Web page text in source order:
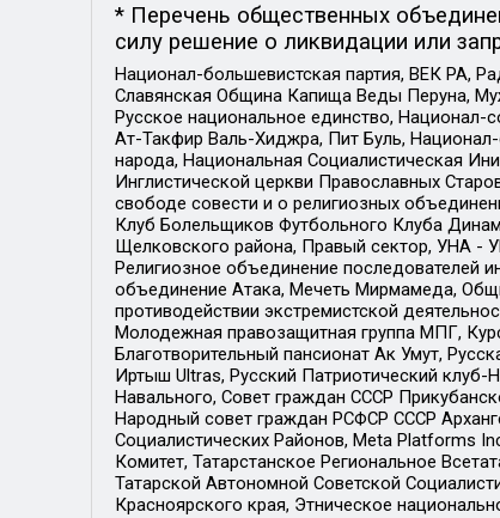
* Перечень общественных
силу решение о ликвидации или
Национал-большевистская партия, ВЕК РА,
Славянская Община Капища Веды Перуна,
Русское национальное единство,
Ат-Такфир Валь-Хиджра, Пит Буль,
народа, Национальная Социалистическая
Инглистической церкви Православных
свободе совести и о религиозных
Клуб Болельщиков Футбольного Клуба
Щелковского района, Правый сектор, УНА -
Религиозное объединение последователей
объединение Атака, Мечеть Мирмамеда,
противодействии экстремистской
Молодежная правозащитная группа МПГ,
Благотворительный пансионат Ак Умут,
Иртыш Ultras, Русский Патриотический
Навального, Совет граждан СССР
Народный совет граждан РСФСР СССР
Социалистических Районов, Meta Platforms
Комитет, Татарстанское Региональное
Татарской Автономной Советской
Красноярского края, Этническое